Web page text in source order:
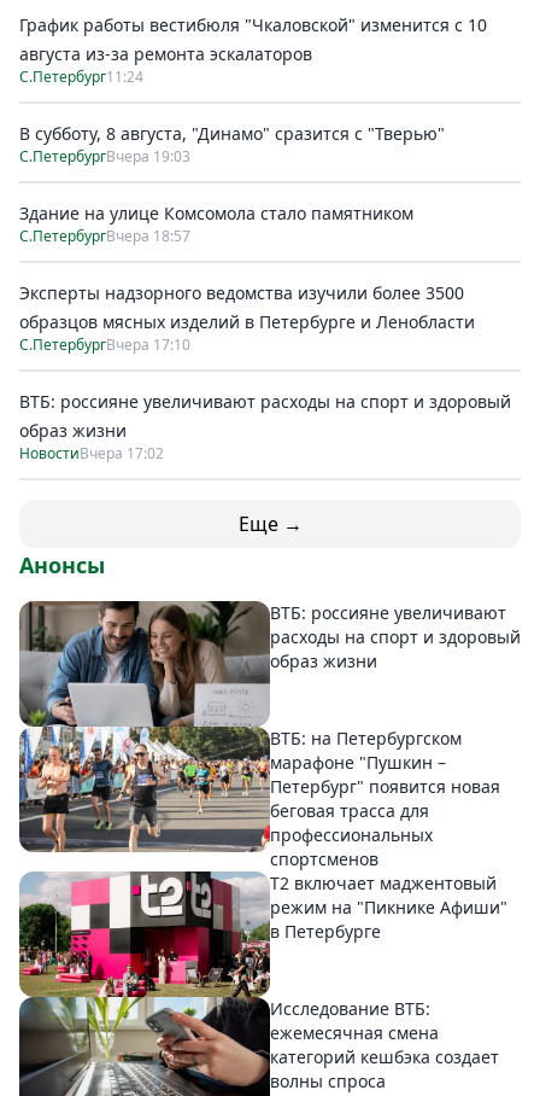
График работы вестибюля "Чкаловской" изменится с 10
августа из-за ремонта эскалаторов
С.Петербург11:24
В субботу, 8 августа, "Динамо" сразится с "Тверью"
С.ПетербургВчера 19:03
Здание на улице Комсомола стало памятником
С.ПетербургВчера 18:57
Эксперты надзорного ведомства изучили более 3500
образцов мясных изделий в Петербурге и Ленобласти
С.ПетербургВчера 17:10
ВТБ: россияне увеличивают расходы на спорт и здоровый
образ жизни
НовостиВчера 17:02
Еще →
Анонсы
ВТБ: россияне увеличивают
расходы на спорт и здоровый
образ жизни
ВТБ: на Петербургском
марафоне "Пушкин –
Петербург" появится новая
беговая трасса для
профессиональных
спортсменов
Т2 включает маджентовый
режим на "Пикнике Афиши"
в Петербурге
Исследование ВТБ:
ежемесячная смена
категорий кешбэка создает
волны спроса